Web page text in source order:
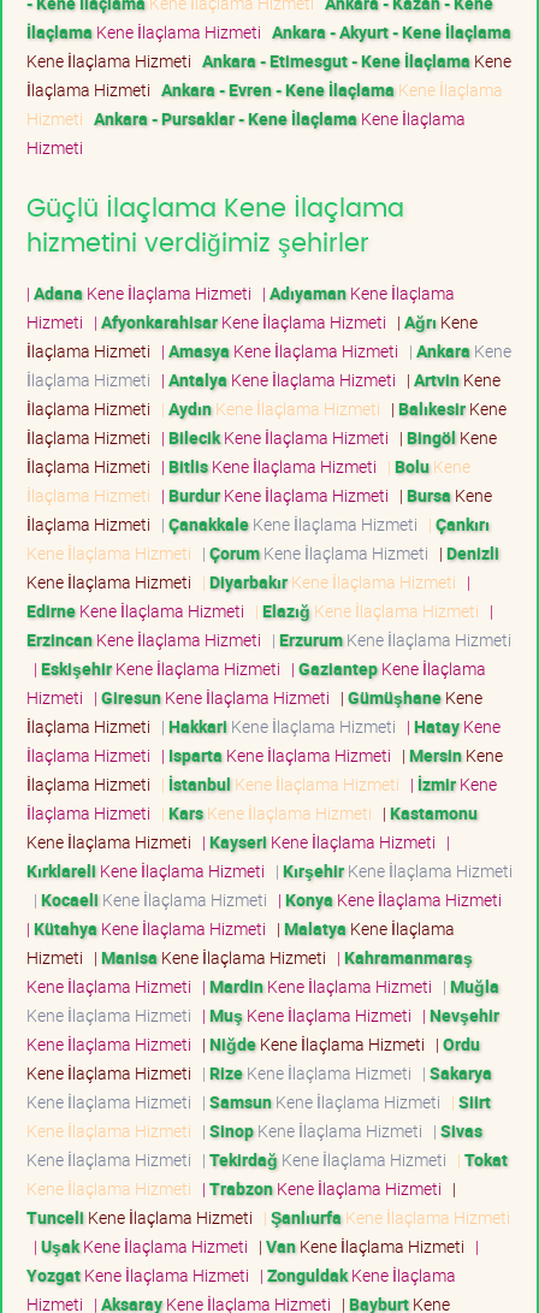
İlaçlama Kene İlaçlama Hizmeti Ankara - Akyurt - Kene İlaçlama
Kene İlaçlama Hizmeti Ankara - Etimesgut - Kene İlaçlama Kene
İlaçlama Hizmeti Ankara - Evren - Kene İlaçlama Kene İlaçlama
Hizmeti Ankara - Pursaklar - Kene İlaçlama Kene İlaçlama
Hizmeti
Güçlü İlaçlama Kene İlaçlama
hizmetini verdiğimiz şehirler
| Adana Kene İlaçlama Hizmeti | AdıyamanKene İlaçlama
Hizmeti | AfyonkarahisarKene İlaçlama Hizmeti | Ağrı Kene
İlaçlama Hizmeti | Amasya Kene İlaçlama Hizmeti | Ankara Kene
İlaçlama Hizmeti | Antalya Kene İlaçlama Hizmeti | ArtvinKene
İlaçlama Hizmeti | AydınKene İlaçlama Hizmeti | BalıkesirKene
İlaçlama Hizmeti | BilecikKene İlaçlama Hizmeti | Bingöl Kene
İlaçlama Hizmeti | BitlisKene İlaçlama Hizmeti | BoluKene
İlaçlama Hizmeti | BurdurKene İlaçlama Hizmeti | Bursa Kene
İlaçlama Hizmeti | ÇanakkaleKene İlaçlama Hizmeti | Çankırı
Kene İlaçlama Hizmeti | ÇorumKene İlaçlama Hizmeti | Denizli
Kene İlaçlama Hizmeti | DiyarbakırKene İlaçlama Hizmeti |
EdirneKene İlaçlama Hizmeti | Elazığ Kene İlaçlama Hizmeti |
ErzincanKene İlaçlama Hizmeti | ErzurumKene İlaçlama Hizmeti
| EskişehirKene İlaçlama Hizmeti | GaziantepKene İlaçlama
Hizmeti | GiresunKene İlaçlama Hizmeti | GümüşhaneKene
İlaçlama Hizmeti | Hakkari Kene İlaçlama Hizmeti | HatayKene
İlaçlama Hizmeti | Isparta Kene İlaçlama Hizmeti | MersinKene
İlaçlama Hizmeti | İstanbul Kene İlaçlama Hizmeti | İzmirKene
İlaçlama Hizmeti | KarsKene İlaçlama Hizmeti | Kastamonu
Kene İlaçlama Hizmeti | Kayseri Kene İlaçlama Hizmeti |
Kırklareli Kene İlaçlama Hizmeti | KırşehirKene İlaçlama Hizmeti
| Kocaeli Kene İlaçlama Hizmeti | Konya Kene İlaçlama Hizmeti
| Kütahya Kene İlaçlama Hizmeti | Malatya Kene İlaçlama
Hizmeti | Manisa Kene İlaçlama Hizmeti | Kahramanmaraş
Kene İlaçlama Hizmeti | MardinKene İlaçlama Hizmeti | Muğla
Kene İlaçlama Hizmeti | Muş Kene İlaçlama Hizmeti | Nevşehir
Kene İlaçlama Hizmeti | NiğdeKene İlaçlama Hizmeti | Ordu
Kene İlaçlama Hizmeti | RizeKene İlaçlama Hizmeti | Sakarya
Kene İlaçlama Hizmeti | SamsunKene İlaçlama Hizmeti | Siirt
Kene İlaçlama Hizmeti | SinopKene İlaçlama Hizmeti | Sivas
Kene İlaçlama Hizmeti | Tekirdağ Kene İlaçlama Hizmeti | Tokat
Kene İlaçlama Hizmeti | TrabzonKene İlaçlama Hizmeti |
Tunceli Kene İlaçlama Hizmeti | Şanlıurfa Kene İlaçlama Hizmeti
| UşakKene İlaçlama Hizmeti | VanKene İlaçlama Hizmeti |
YozgatKene İlaçlama Hizmeti | ZonguldakKene İlaçlama
Hizmeti | AksarayKene İlaçlama Hizmeti | BayburtKene